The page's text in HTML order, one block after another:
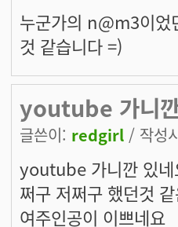
누군가의 n@m3이었
것 같습니다 =)
youtube 가니
글쓴이: redgirl / 작성
youtube 가니깐 있네
쩌구 저쩌구 했던것
여주인공이 이쁘네요